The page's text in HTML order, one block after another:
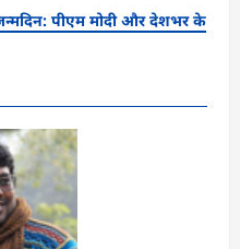
पीएम मोदी और देशभर के